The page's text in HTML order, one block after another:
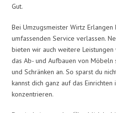
Gut.
Bei Umzugsmeister Wirtz Erlangen
umfassenden Service verlassen.
bieten wir auch weitere Leistungen
das Ab- und Aufbauen von
und Schränken an. So sparst du
kannst dich ganz auf das
konzentrieren.